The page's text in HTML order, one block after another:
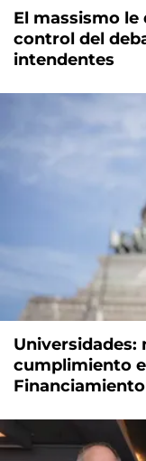
El massismo
control del
intendentes
Universidades:
cumplimiento
Financiamiento